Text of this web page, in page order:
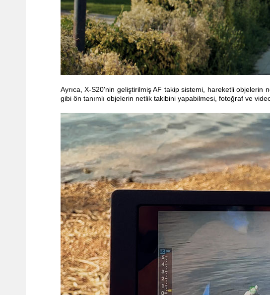
Ayrıca, X-S20'nin geliştirilmiş AF takip sistemi, hareketli objelerin
gibi ön tanımlı objelerin netlik takibini yapabilmesi, fotoğraf ve